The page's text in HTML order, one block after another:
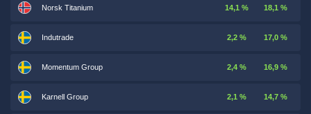
Norsk Titanium 14,1 % 18,1 %
Indutrade 2,2 % 17,0 %
Momentum Group 2,4 % 16,9 %
Karnell Group 2,1 % 14,7 %